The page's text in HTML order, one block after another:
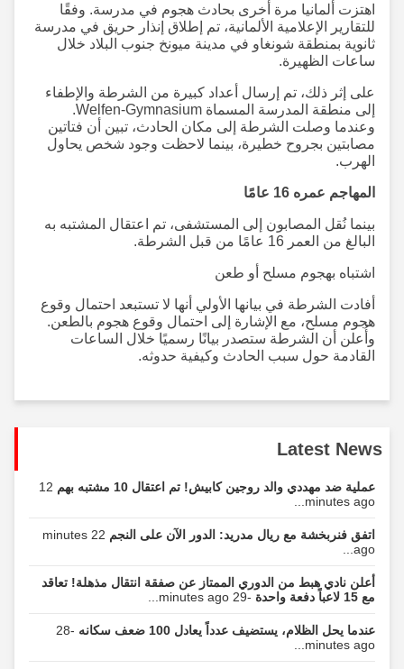
اهتزت ألمانيا مرة أخرى بحادث هجوم في مدرسة. وفقًا
للتقارير الإعلامية الألمانية، تم إطلاق إنذار حريق في مدرسة
ثانوية بمنطقة شونغاو في مدينة ميونخ جنوب البلاد خلال
ساعات الظهيرة.
على إثر ذلك، تم إرسال أعداد كبيرة من الشرطة والإطفاء
إلى منطقة المدرسة المسماة Welfen-Gymnasium.
وعندما وصلت الشرطة إلى مكان الحادث، تبين أن فتاتين
مصابتين بجروح خطيرة، بينما لاحظت وجود شخص يحاول
الهرب.
المهاجم عمره 16 عامًا
بينما نُقل المصابون إلى المستشفى، تم اعتقال المشتبه به
البالغ من العمر 16 عامًا من قبل الشرطة.
اشتباه بهجوم مسلح أو طعن
أفادت الشرطة في بيانها الأولي أنها لا تستبعد احتمال وقوع
هجوم مسلح، مع الإشارة إلى احتمال وقوع هجوم بالطعن.
وأُعلن أن الشرطة ستصدر بيانًا رسميًا خلال الساعات
القادمة حول سبب الحادث وكيفية حدوثه.
Latest News
عملية ضد مهددي والد روجين كابيش! تم اعتقال 10 مشتبه بهم
12
minutes ago...
اتفق فنربخشة مع ريال مدريد: الدور الآن على النجم
22 minutes
ago...
أعلن نادي هبط من الدوري الممتاز عن صفقة انتقال مذهلة! تعاقد
مع 15 لاعباً دفعة واحدة
-29 minutes ago...
عندما يحل الظلام، يستضيف عدداً يعادل 100 ضعف سكانه
-28
minutes ago...